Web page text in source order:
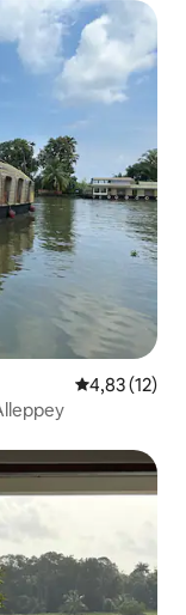
4,83 de uma
4,83 (12)